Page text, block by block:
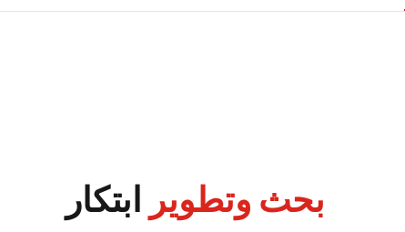
بحث وتطوير ابتكار